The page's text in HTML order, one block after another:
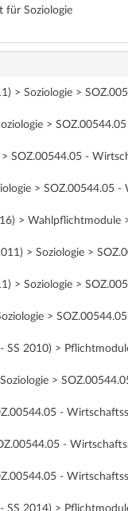
für Soziologie
> Soziologie >
>
SOZ.00544.05 -
> SOZ.00544.05
> Wahlpflichtmodule
> Soziologie >
> Soziologie >
>
SS 2010) >
>
-
-
-
SS 2014) >